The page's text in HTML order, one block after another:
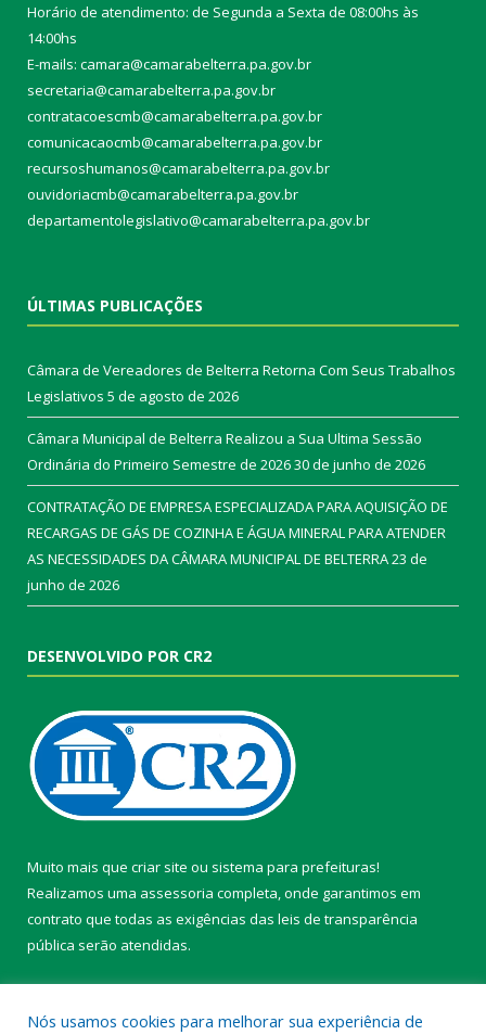
Horário de atendimento: de Segunda a Sexta de 08:00hs às
14:00hs
E-mails: camara@camarabelterra.pa.gov.br
secretaria@camarabelterra.pa.gov.br
contratacoescmb@camarabelterra.pa.gov.br
comunicacaocmb@camarabelterra.pa.gov.br
recursoshumanos@camarabelterra.pa.gov.br
ouvidoriacmb@camarabelterra.pa.gov.br
departamentolegislativo@camarabelterra.pa.gov.br
ÚLTIMAS PUBLICAÇÕES
Câmara de Vereadores de Belterra Retorna Com Seus Trabalhos
Legislativos 5 de agosto de 2026
Câmara Municipal de Belterra Realizou a Sua Ultima Sessão
Ordinária do Primeiro Semestre de 202630 de junho de 2026
CONTRATAÇÃO DE EMPRESA ESPECIALIZADA PARA AQUISIÇÃO DE
RECARGAS DE GÁS DE COZINHA E ÁGUA MINERAL PARA ATENDER
AS NECESSIDADES DA CÂMARA MUNICIPAL DE BELTERRA23 de
junho de 2026
DESENVOLVIDO POR CR2
Muito mais que criar site ou sistema para prefeituras!
Realizamos uma assessoria completa, onde garantimos em
contrato que todas as exigências das leis de transparência
pública serão atendidas.
Nós usamos cookies para melhorar sua experiência de